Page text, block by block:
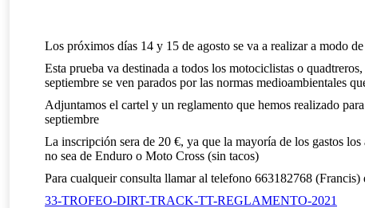
Los próximos días 14 y 15 de agosto se va a realizar a modo
Esta prueba va destinada a todos los motociclistas o
septiembre se ven parados por las normas medioambientales
Adjuntamos el cartel y un reglamento que hemos realizado
septiembre
La inscripción sera de 20 €, ya que la mayoría de los gastos
no sea de Enduro o Moto Cross (sin tacos)
Para cualqueir consulta llamar al telefono 663182768 (Francis)
33-TROFEO-DIRT-TRACK-TT-REGLAMENTO-2021